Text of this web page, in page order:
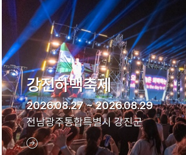
강진하맥축제
2026.08.27 ~ 2026.08.29
전남광주통합특별시 강진군